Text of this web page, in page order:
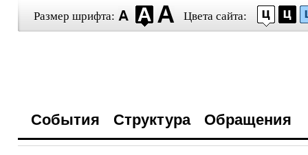
Размер шрифта: Цвета сайта:
События Структура Обращения